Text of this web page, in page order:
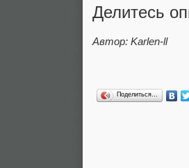
Делитесь
Автор: Karlen-ll
Поделиться…